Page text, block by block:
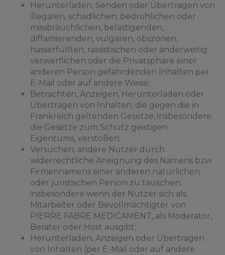
Herunterladen, Senden oder Übertragen von
illegalen, schädlichen, bedrohlichen oder
missbräuchlichen, belästigenden,
diffamierenden, vulgären, obszönen,
hasserfüllten, rassistischen oder anderweitig
verwerflichen oder die Privatsphäre einer
anderen Person gefährdenden Inhalten per
E-Mail oder auf andere Weise;
Betrachten, Anzeigen, Herunterladen oder
Übertragen von Inhalten, die gegen die in
Frankreich geltenden Gesetze, insbesondere
die Gesetze zum Schutz geistigen
Eigentums, verstoßen;
Versuchen, andere Nutzer durch
widerrechtliche Aneignung des Namens bzw.
Firmennamens einer anderen natürlichen
oder juristischen Person zu täuschen,
insbesondere wenn der Nutzer sich als
Mitarbeiter oder Bevollmächtigter von
PIERRE FABRE MEDICAMENT, als Moderator,
Berater oder Host ausgibt;
Herunterladen, Anzeigen oder Übertragen
von Inhalten (per E-Mail oder auf andere